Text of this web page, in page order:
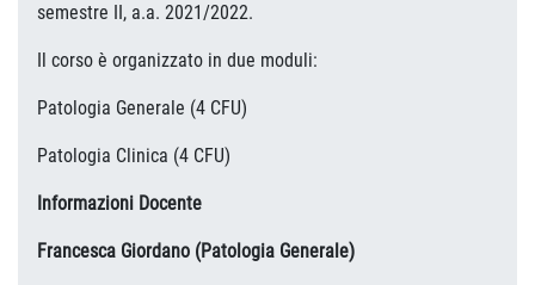
semestre II, a.a. 2021/2022.
Il corso è organizzato in due moduli:
Patologia Generale (4 CFU)
Patologia Clinica (4 CFU)
Informazioni Docente
Francesca Giordano (Patologia Generale)